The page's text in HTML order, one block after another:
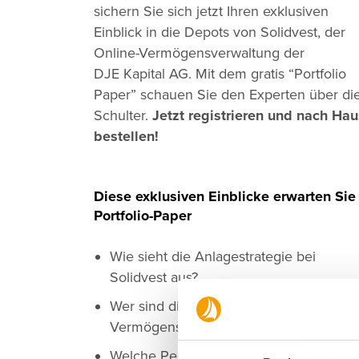
sichern Sie sich jetzt Ihren exklusiven
Einblick in die Depots von Solidvest, der
Online-Vermögensverwaltung der
DJE Kapital AG. Mit dem gratis “Portfolio
Paper” schauen Sie den Experten über
Schulter. Jetzt registrieren und nach
bestellen!
Diese exklusiven Einblicke erwarten
Portfolio-Paper
Wie sieht die Anlagestrategie bei
Solidvest aus?
Wer sind die Experten hinter der
Vermögensverwaltung?